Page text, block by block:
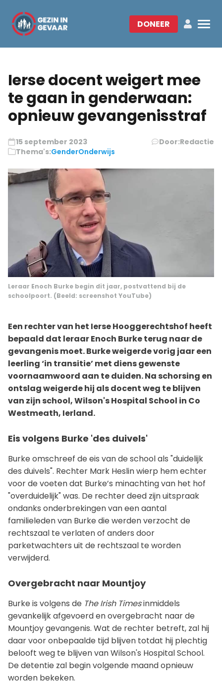
DONEER
Ierse docent weigert mee
te gaan in genderwaan:
opnieuw gevangenisstraf
15 september 2023 Door:Redactie
Thema's:GenderOnderwijs
Leraar Enoch Burke begin dit jaar, postvattend bij de
schoolpoort. (Beeld: screenshot YouTube)
Een rechter van het Ierse Hooggerechtshof heeft
bepaald dat leraar Enoch Burke terug naar de
gevangenis moet. Burke weigerde vorig jaar een
leerling ‘in transitie’ met diens gewenste
voornaamwoord aan te duiden. Na schorsing en
ontslag weigerde hij als docent weg te blijven
van zijn school, Wilson's Hospital School in Co
Westmeath, Ierland.
Eis volgens Burke 'des duivels'
Burke omschreef de eis van de school als "duidelijk
des duivels". Rechter Mark Heslin wierp hem echter
voor de voeten dat Burke’s minachting van het hof
"overduidelijk" was. De rechter deed zijn uitspraak
ondanks onderbrekingen van een aantal
familieleden van Burke die werden verzocht de
rechtszaal te verlaten of anders door
parketwachters uit de rechtszaal te worden
verwijderd.
Overgebracht naar Mountjoy
Burke is volgens de The Irish Timesinmiddels
gevankelijk afgevoerd en overgebracht naar de
Mountjoy gevangenis. Wat de rechter betreft, zal hij
daar voor onbepaalde tijd blijven totdat hij plechtig
belooft weg te blijven van Wilson's Hospital School.
De detentie zal begin volgende maand opnieuw
worden bekeken.